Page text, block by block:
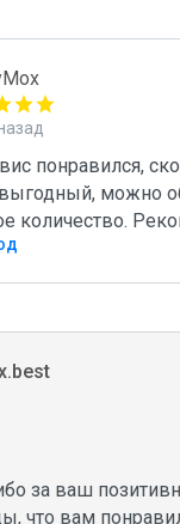
понравился,
можно
количество.
за ваш
что вам